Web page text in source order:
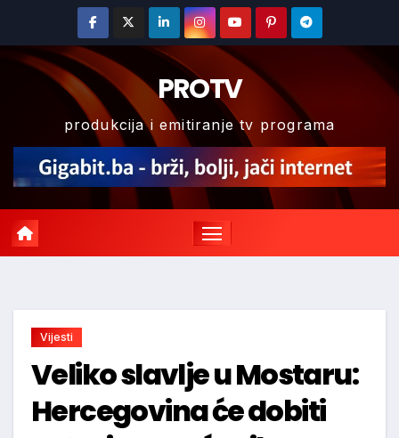
content
PROTV
produkcija i emitiranje tv programa
Vijesti
Veliko slavlje u Mostaru:
Hercegovina će dobiti